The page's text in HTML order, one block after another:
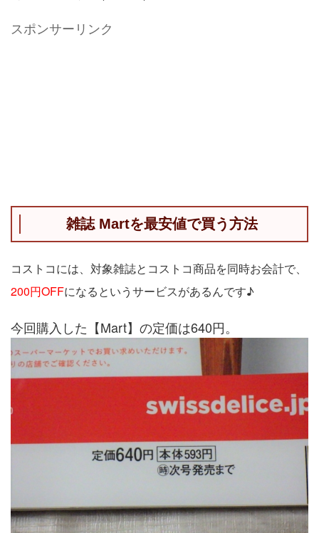
スポンサーリンク
雑誌 Martを最安値で買う方法
コストコには、対象雑誌とコストコ商品を同時お会計で、
200円OFFになるというサービスがあるんです♪
今回購入した【Mart】の定価は640円。